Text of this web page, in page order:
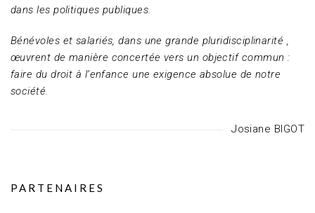
dans les politiques publiques.
Bénévoles et salariés, dans une grande pluridisciplinarité ,
œuvrent de manière concertée vers un objectif commun :
faire du droit à l’enfance une exigence absolue de notre
société.
Josiane BIGOT
PARTENAIRES